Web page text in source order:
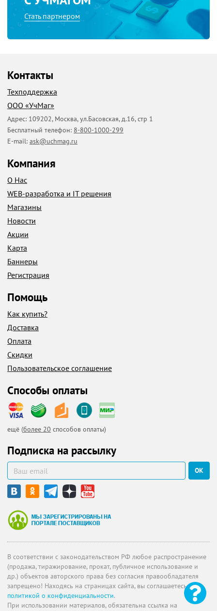
Стать партнером
Контакты
Техподдержка
ООО «УчМаг»
Адрес: 109202, Москва,ул.Басовская, д.16, стр 1
Бесплатный телефон: 8-800-1000-299
E-mail: ask@uchmag.ru
Компания
О Нас
WEB-разработка и IT решения
Магазины
Новости
Акции
Карта
Баннеры
Регистрация
Помощь
Как купить?
Доставка
Оплата
Скидки
Пользовательское соглашение
Способы оплаты
ещё (более 20 способов оплаты)
Подписка на рассылку
ОК
В соответствии с законодательством РФ любое распространение
(продажа, тиражирование, прокат, публичное использование и
др.) объектов авторского права без согласия правообладателя
запрещено! Находясь на страницах сайта, вы соглашаетесь с
политикой о конфиденциальности.
При использовании материалов, обязательна ссылка на